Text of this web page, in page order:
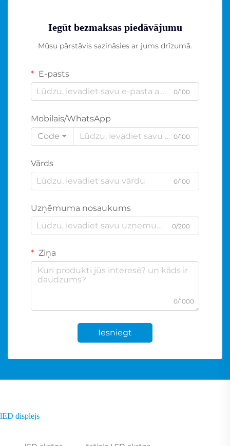
Iegūt bezmaksas piedāvājumu
Mūsu pārstāvis sazināsies ar jums drīzumā.
E-pasts
0/100
Mobilais/WhatsApp
Code
0/100
Vārds
0/100
Uzņēmuma nosaukums
0/200
Ziņa
0/1000
Iesniegt
lED displejs